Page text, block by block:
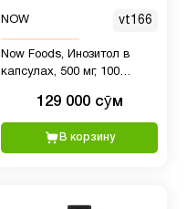
NOW vt166
Now Foods, Инозитол в
капсулах, 500 мг, 100
129 000 сӯм
В корзину